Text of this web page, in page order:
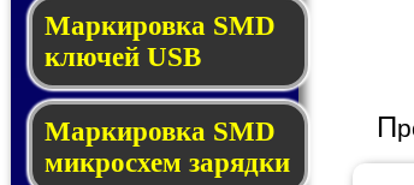
Маркировка SMD
клю­чей USB
Маркировка SMD
мик­рос­хем за­ряд­ки
П